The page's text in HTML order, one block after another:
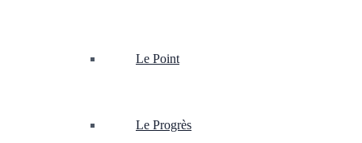
Le Point
Le Progrès